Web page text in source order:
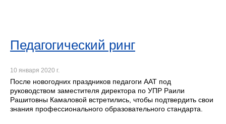
Педагогический ринг
10 января 2020 г.
После новогодних праздников педагоги ААТ под
руководством заместителя директора по УПР Раили
Рашитовны Камаловой встретились, чтобы подтвердить свои
знания профессионального образовательного стандарта.